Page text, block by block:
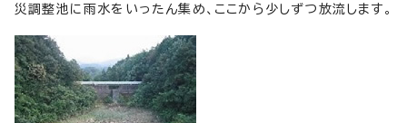
災調整池に雨水をいったん集め、ここから少しずつ放流します。